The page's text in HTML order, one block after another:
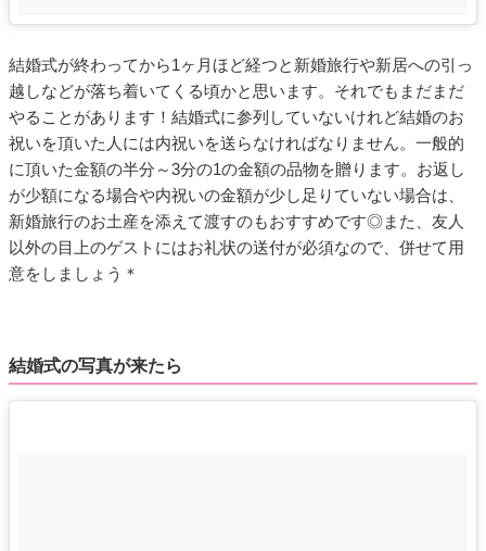
結婚式が終わってから1ヶ月ほど経つと新婚旅行や新居への引っ
越しなどが落ち着いてくる頃かと思います。それでもまだまだ
やることがあります！結婚式に参列していないけれど結婚のお
祝いを頂いた人には内祝いを送らなければなりません。一般的
に頂いた金額の半分～3分の1の金額の品物を贈ります。お返し
が少額になる場合や内祝いの金額が少し足りていない場合は、
新婚旅行のお土産を添えて渡すのもおすすめです◎また、友人
以外の目上のゲストにはお礼状の送付が必須なので、併せて用
意をしましょう＊
結婚式の写真が来たら